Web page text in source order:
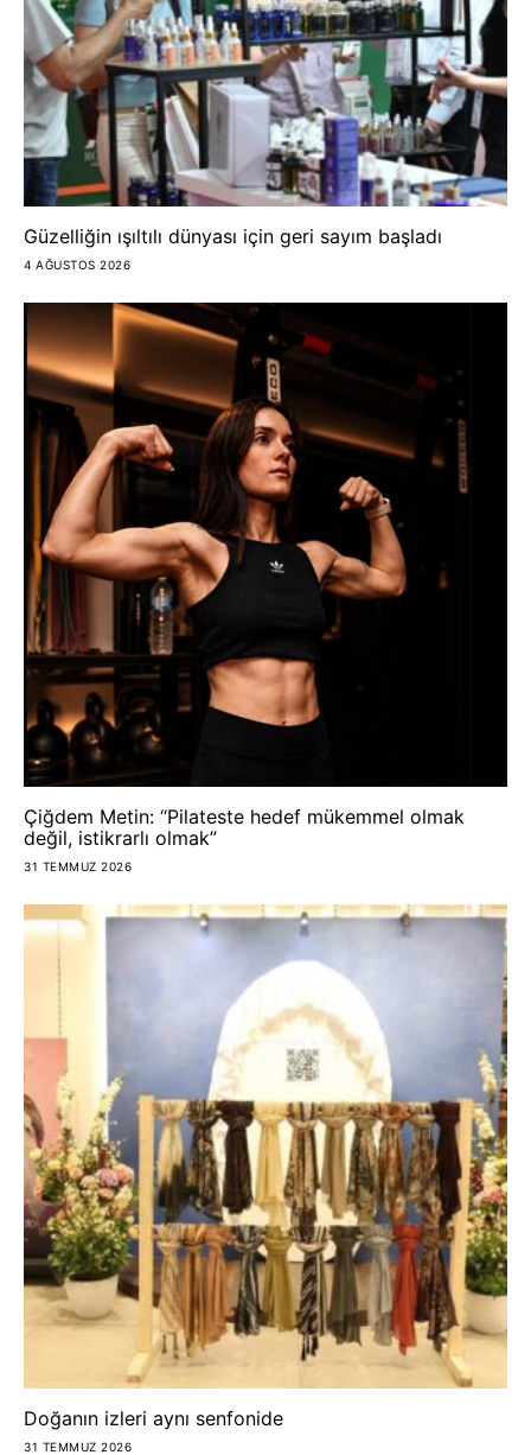
Güzelliğin ışıltılı dünyası için geri sayım başladı
4 AĞUSTOS 2026
Çiğdem Metin: “Pilateste hedef mükemmel olmak
değil, istikrarlı olmak”
31 TEMMUZ 2026
Doğanın izleri aynı senfonide
31 TEMMUZ 2026